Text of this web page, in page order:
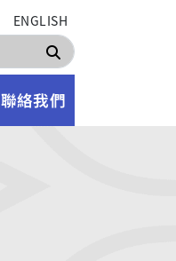
ENGLISH
搜尋
聯絡我們